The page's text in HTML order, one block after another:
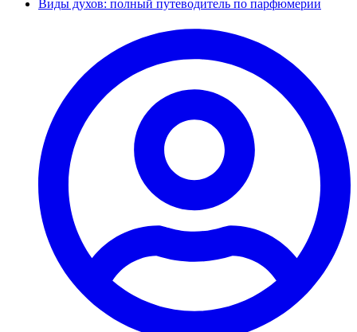
Виды духов: полный путеводитель по парфюмерии